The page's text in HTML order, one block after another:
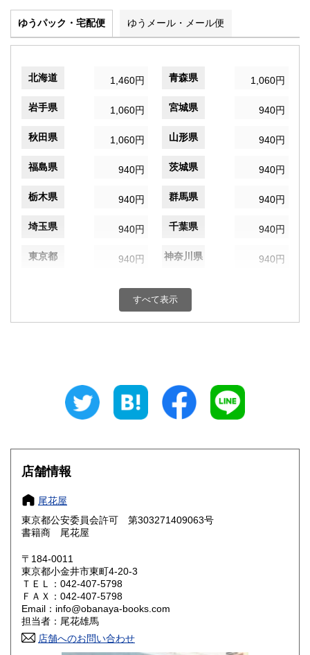
ゆうパック・宅配便 ゆうメール・メール便
北海道 1,460円 青森県 1,060円
岩手県 1,060円 宮城県 940円
秋田県 1,060円 山形県 940円
福島県 940円 茨城県 940円
栃木県 940円 群馬県 940円
埼玉県 940円 千葉県 940円
東京都 940円 神奈川県 940円
940円 富山県
940円 三重県
大阪府
奈良県
鳥取県 1,190円 島根県
岡山県
山口県 1,190円
香川県 1,190円 愛媛県
高知県 1,190円
すべて表示
店舗情報
尾花屋
東京都公安委員会許可 第303271409063号
書籍商 尾花屋
〒184-0011
東京都小金井市東町4-20-3
ＴＥＬ：042-407-5798
ＦＡＸ：042-407-5798
Email：info@obanaya-books.com
担当者：尾花雄馬
店舗へのお問い合わせ